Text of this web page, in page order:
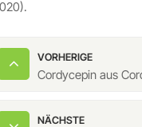
VORHERIGE
Cordycepin aus
NÄCHSTE